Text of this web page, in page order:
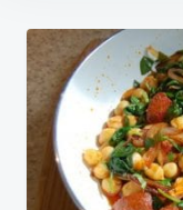
de
l’article